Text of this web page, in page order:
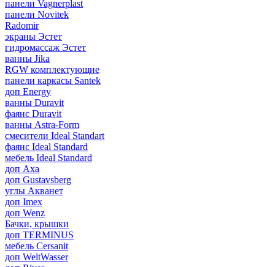
панели Vagnerplast
панели Novitek
Radomir
экраны Эстет
гидромассаж Эстет
ванны Jika
RGW комплектующие
панели каркасы Santek
доп Energy
ванны Duravit
фаянс Duravit
ванны Astra-Form
смесители Ideal Standart
фаянс Ideal Standard
мебель Ideal Standard
доп Axa
доп Gustavsberg
углы Акванет
доп Imex
доп Wenz
Бачки, крышки
доп TERMINUS
мебель Cersanit
доп WeltWasser